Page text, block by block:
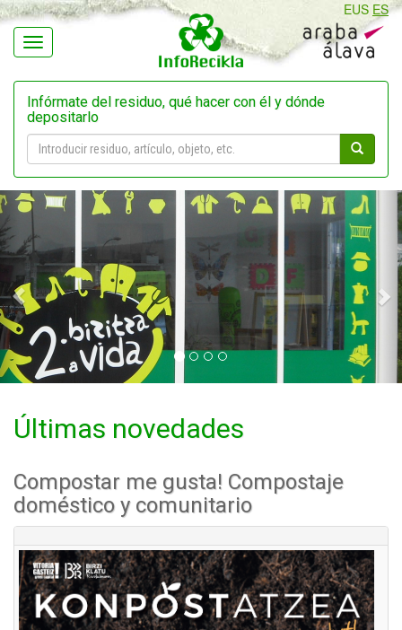
Navegación
EUS ES
Infórmate del residuo, qué hacer con él y dónde
depositarlo
Previous
Últimas novedades
Compostar me gusta! Compostaje
doméstico y comunitario